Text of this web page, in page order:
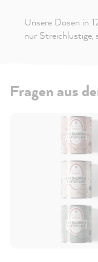
Unsere Dosen in
nur Streichlustige,
Fragen aus